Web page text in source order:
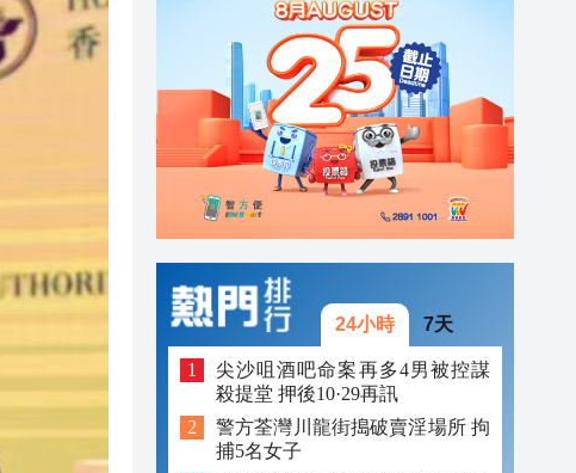
23:17
24小時 7天
尖沙咀酒吧命案再多4男被控謀
殺提堂 押後10·29再訊
警方荃灣川龍街搗破賣淫場所 拘
捕5名女子